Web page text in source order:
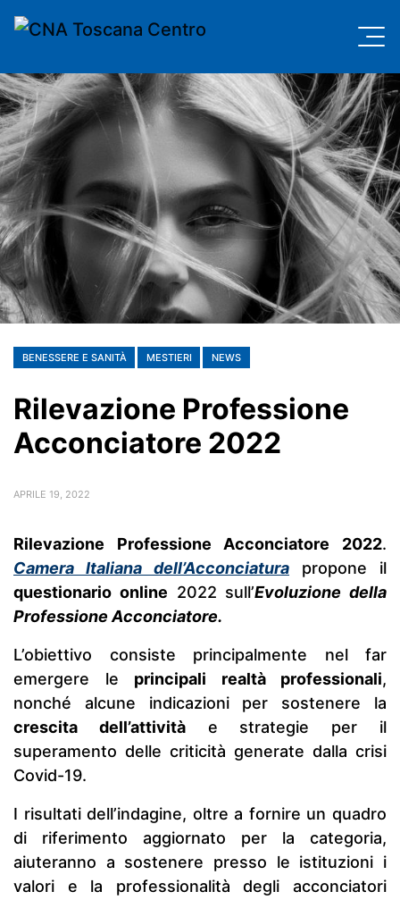
BENESSERE E SANITÀ MESTIERI NEWS
Rilevazione Professione
Acconciatore 2022
APRILE 19, 2022
Rilevazione Professione Acconciatore 2022.
Camera Italiana dell’Acconciatura propone il
questionario online 2022 sull’Evoluzione della
Professione Acconciatore.
L’obiettivo consiste principalmente nel far
emergere le principali realtà professionali,
nonché alcune indicazioni per sostenere la
crescita dell’attivitàe strategie per il
superamento delle criticità generate dalla crisi
Covid-19.
I risultati dell’indagine, oltre a fornire un quadro
di riferimento aggiornato per la categoria,
aiuteranno a sostenere presso le istituzioni i
valori e la professionalità degli acconciatori